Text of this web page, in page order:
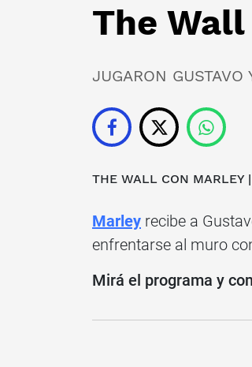
The
JUGARON GUSTAVO
THE WALL CON MARLEY|
Marley recibe a
enfrentarse al muro
Mirá el programa y